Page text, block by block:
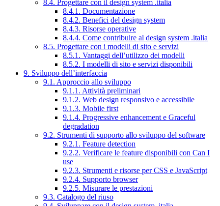
8.4. Progettare con il design system .italia
8.4.1. Documentazione
8.4.2. Benefici del design system
8.4.3. Risorse operative
8.4.4. Come contribuire al design system .italia
8.5. Progettare con i modelli di sito e servizi
8.5.1. Vantaggi dell’utilizzo dei modelli
8.5.2. I modelli di sito e servizi disponibili
9. Sviluppo dell’interfaccia
9.1. Approccio allo sviluppo
9.1.1. Attività preliminari
9.1.2. Web design responsivo e accessibile
9.1.3. Mobile first
9.1.4. Progressive enhancement e Graceful
degradation
9.2. Strumenti di supporto allo sviluppo del software
9.2.1. Feature detection
9.2.2. Verificare le feature disponibili con Can I
use
9.2.3. Strumenti e risorse per CSS e JavaScript
9.2.4. Supporto browser
9.2.5. Misurare le prestazioni
9.3. Catalogo del riuso